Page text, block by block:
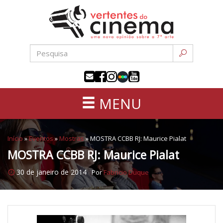
conteúdo
sétima
MENU
Início »Eventos»Mostras»MOSTRA CCBB RJ: Maurice Pialat
MOSTRA CCBB RJ: Maurice Pialat
30 de janeiro de 2014 PorFabricio Duque